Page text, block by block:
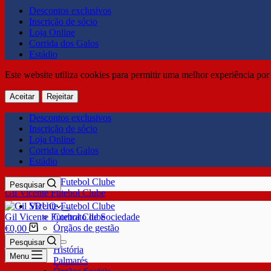
Descontos exclusivos
Inscrição de sócio
Loja Online
Corrida dos Galos
Estádio
Este website utiliza cookies para permitir uma melhor experiência
Aceitar Rejeitar
Descontos exclusivos
Inscrição de sócio
Loja Online
Corrida dos Galos
Estádio
Gil Vicente Futebol Clube
Pesquisar
SDUQ
Contrato de Sociedade
Órgãos de gestão
Clube
História
Palmarés
Gil Vicente Futebol Clube
€0,00
Pesquisar
Menu